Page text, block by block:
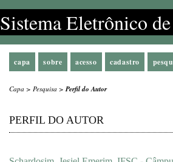
Sistema Eletrônico
capa sobre acesso cadastro
Capa > Pesquisa >Perfil do Autor
PERFIL DO AUTOR